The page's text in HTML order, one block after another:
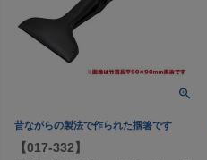
昔ながらの製法で作られた掴箸です
【017-332】